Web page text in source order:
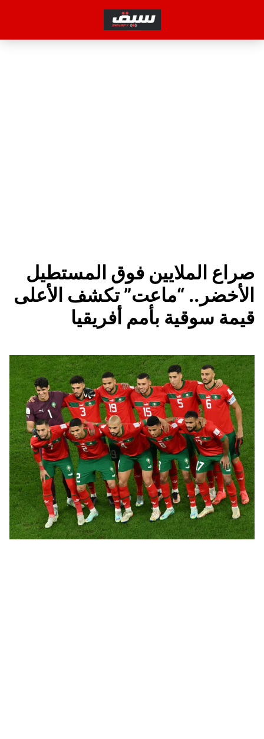
صراع الملايين فوق المستطيل
الأخضر.. “ماعت” تكشف الأعلى
قيمة سوقية بأمم أفريقيا